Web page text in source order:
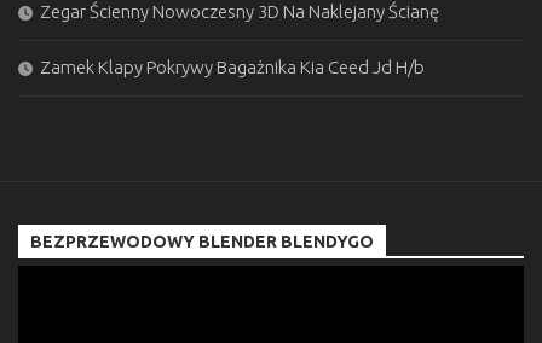
Zegar Ścienny Nowoczesny 3D Na Naklejany Ścianę
Zamek Klapy Pokrywy Bagażnika Kia Ceed Jd H/b
BEZPRZEWODOWY BLENDER BLENDYGO